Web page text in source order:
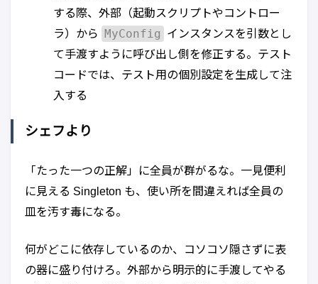
する際、外部（起動スクリプトやコントロー
ラ）から
MyConfig
インスタンスを引数とし
て手渡すように呼び出し側を修正する。テスト
コードでは、テスト用の個別設定を生成して注
入する
シェフより
「たった一つの正解」に全員が群がるな。一見便利
に見える Singleton も、使い所を間違えれば全員の
皿を汚す毒になる。
何がどこに依存しているのか、コソコソ隠さずに表
の器に盛り付けろ。外部から明示的に手渡してやる